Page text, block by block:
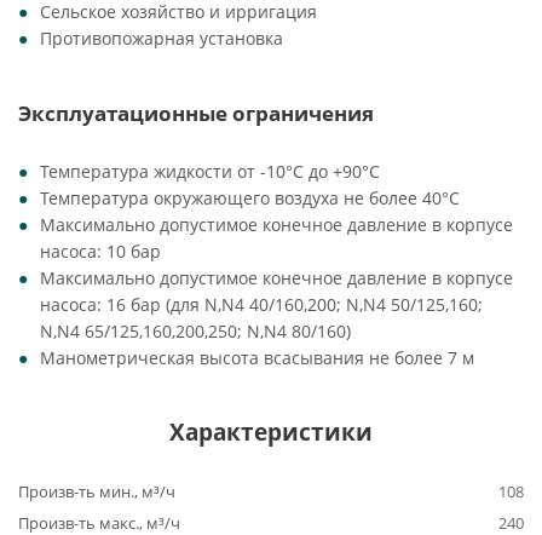
Сельское хозяйство и ирригация
Противопожарная установка
Эксплуатационные ограничения
Температура жидкости от -10°C до +90°C
Температура окружающего воздуха не более 40°C
Максимально допустимое конечное давление в корпусе
насоса: 10 бар
Максимально допустимое конечное давление в корпусе
насоса: 16 бар (для N,N4 40/160,200; N,N4 50/125,160;
N,N4 65/125,160,200,250; N,N4 80/160)
Манометрическая высота всасывания не более 7 м
Характеристики
Произв-ть мин., м³/ч
108
Произв-ть макс., м³/ч
240